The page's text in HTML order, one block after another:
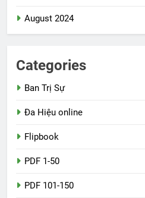
August 2024
Categories
Ban Trị Sự
Đa Hiệu online
Flipbook
PDF 1-50
PDF 101-150